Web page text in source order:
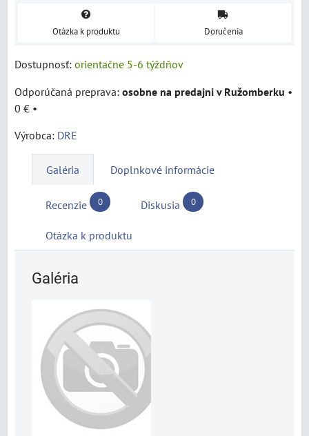
Otázka k produktu Doručenia
Dostupnosť: orientačne 5-6 týždňov
osobne na predajni v Ružomberku •
0 € •
Výrobca: DRE
Galéria Doplnkové informácie
Recenzie 0 Diskusia 0
Otázka k produktu
Galéria